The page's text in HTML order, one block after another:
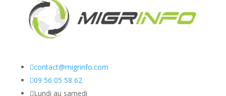
contact@migrinfo.com
09 56 05 58 62
Lundi au samedi